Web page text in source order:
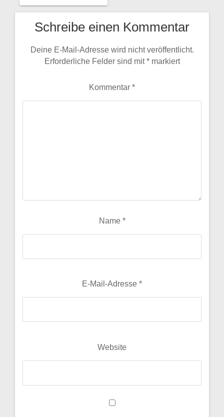
Schreibe einen Kommentar
Deine E-Mail-Adresse wird nicht veröffentlicht.
Erforderliche Felder sind mit*markiert
Kommentar *
Name *
E-Mail-Adresse *
Website